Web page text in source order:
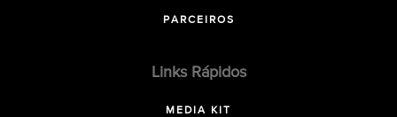
PARCEIROS
Links Rápidos
MEDIA KIT